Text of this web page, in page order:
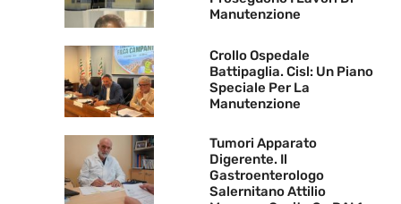
Manutenzione
Crollo Ospedale
Battipaglia. Cisl: Un Piano
Speciale Per La
Manutenzione
Tumori Apparato
Digerente. Il
Gastroenterologo
Salernitano Attilio